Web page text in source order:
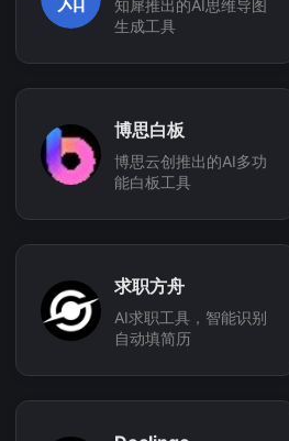
知犀推出的AI思维导图
生成工具
博思白板
博思云创推出的AI多功
能白板工具
求职方舟
AI求职工具，智能识别
自动填简历